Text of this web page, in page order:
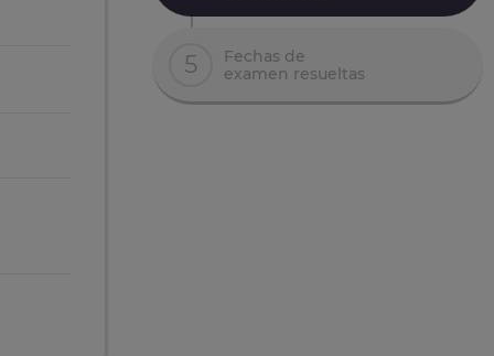
5
Fechas de
examen resueltas